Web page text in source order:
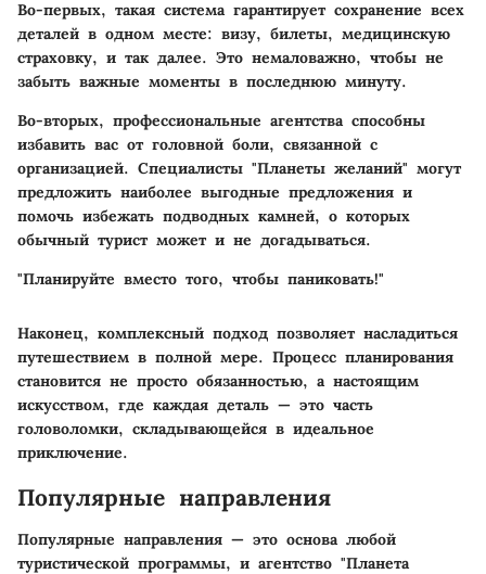
Во-первых, такая система гарантирует сохранение всех
деталей в одном месте: визу, билеты, медицинскую
страховку, и так далее. Это немаловажно, чтобы не
забыть важные моменты в последнюю минуту.
Во-вторых, профессиональные агентства способны
избавить вас от головной боли, связанной с
организацией. Специалисты "Планеты желаний" могут
предложить наиболее выгодные предложения и
помочь избежать подводных камней, о которых
обычный турист может и не догадываться.
"Планируйте вместо того, чтобы паниковать!"
Наконец, комплексный подход позволяет насладиться
путешествием в полной мере. Процесс планирования
становится не просто обязанностью, а настоящим
искусством, где каждая деталь — это часть
головоломки, складывающейся в идеальное
приключение.
Популярные направления
Популярные направления — это основа любой
туристической программы, и агентство "Планета